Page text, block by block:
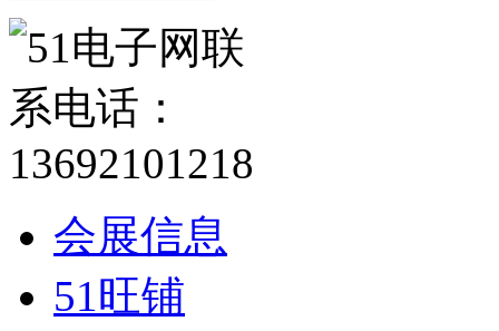
会展信息
51旺铺